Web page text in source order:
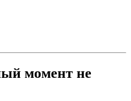
момент не